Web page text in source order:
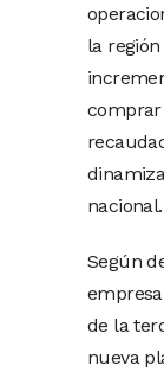
la
comprar
nacional.
Según
de la
nueva